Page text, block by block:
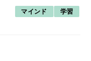
マインド 学習